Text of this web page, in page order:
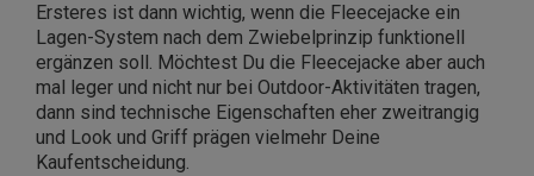
Ersteres ist dann wichtig, wenn die Fleecejacke ein
Lagen-System nach dem Zwiebelprinzip funktionell
ergänzen soll. Möchtest Du die Fleecejacke aber auch
mal leger und nicht nur bei Outdoor-Aktivitäten tragen,
dann sind technische Eigenschaften eher zweitrangig
und Look und Griff prägen vielmehr Deine
Kaufentscheidung.